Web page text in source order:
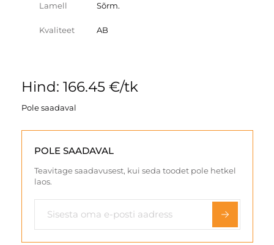
Lamell Sõrm.
Kvaliteet AB
Hind: 166.45 €/tk
Pole saadaval
POLE SAADAVAL
Teavitage saadavusest, kui seda toodet pole hetkel
laos.